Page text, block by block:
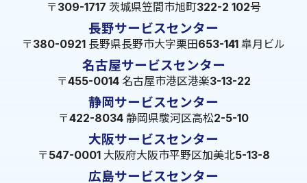
〒309-1717 茨城県笠間市旭町322-2 102号
長野サービスセンター
〒380-0921 長野県長野市大字栗田653-141 皐月ビル
名古屋サービスセンター
〒455-0014 名古屋市港区港楽3-13-22
静岡サービスセンター
〒422-8034 静岡県駿河区高松2-5-10
大阪サービスセンター
〒547-0001 大阪府大阪市平野区加美北5-13-8
広島サービスセンター